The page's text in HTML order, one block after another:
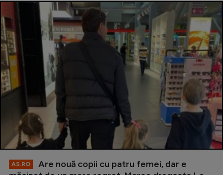
AS.RO
Are nouă copii cu patru femei, dar e